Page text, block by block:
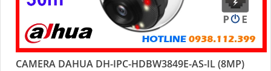
CAMERA DAHUA DH-IPC-HDBW3849E-AS-IL (8MP)